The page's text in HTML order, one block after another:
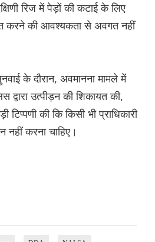
रिज में पेड़ों की कटाई के लिए
करने की आवश्यकता से अवगत नहीं
के दौरान, अवमानना मामले में
द्वारा उत्पीड़न की शिकायत की,
की कि किसी भी प्राधिकारी
नहीं करना चाहिए।